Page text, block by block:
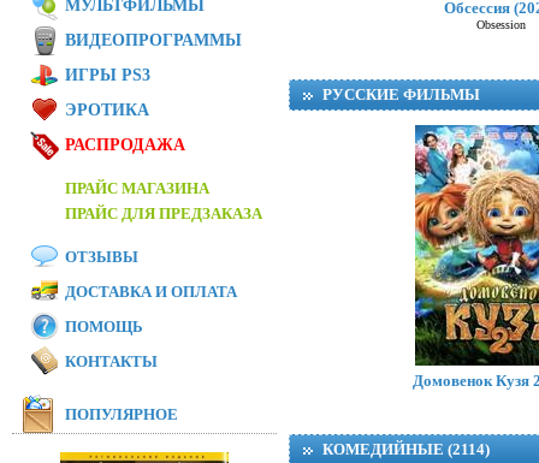
Обсессия
Obsession
Модная братва
I Love Boosters
РУССКИЕ ФИЛЬМЫ
Домовенок Кузя
КОМЕДИЙНЫЕ (2114)
МУЛЬТФИЛЬМЫ
ВИДЕОПРОГРАММЫ
ИГРЫ PS3
ЭРОТИКА
РАСПРОДАЖА
ПРАЙС МАГАЗИНА
ПРАЙС ДЛЯ ПРЕДЗАКАЗА
ОТЗЫВЫ
ДОСТАВКА И ОПЛАТА
ПОМОЩЬ
КОНТАКТЫ
ПОПУЛЯРНОЕ